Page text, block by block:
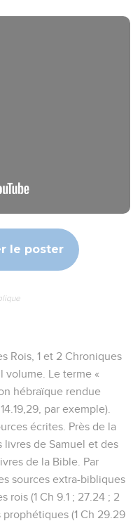
le poster
Rois, 1 et 2 Chroniques
volume. Le terme «
hébraïque rendue
par exemple).
écrites. Près de la
de Samuel et des
de la Bible. Par
sources extra-bibliques
rois (1 Ch 9.1 ; 27.24 ; 2
prophétiques (1 Ch 29.29